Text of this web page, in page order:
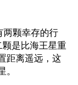
两颗幸存的行
是比海王星重
距离遥远，这
。